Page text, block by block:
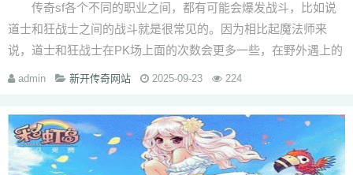
传奇sf各个不同的职业之间，都有可能会爆发战斗，比如说
道士和狂战士之间的战斗就是很常见的。因为相比起魔法师来
说，道士和狂战士在PK场上面的次数会更多一些，在野外遇上的
概率也会更高一些，···
admin 新开传奇网站 2025-09-23 224